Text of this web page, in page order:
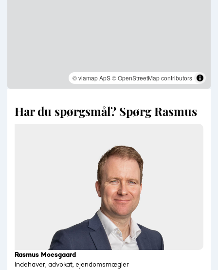
© viamap ApS© OpenStreetMap contributors
Har du spørgsmål? Spørg Rasmus
Rasmus Moesgaard
Indehaver, advokat, ejendomsmægler